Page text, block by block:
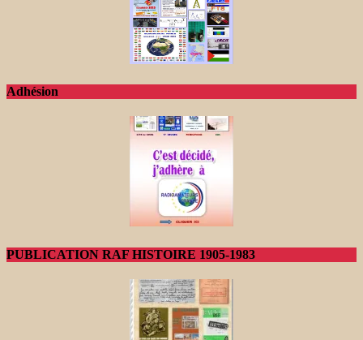
Adhésion
PUBLICATION RAF HISTOIRE 1905-1983